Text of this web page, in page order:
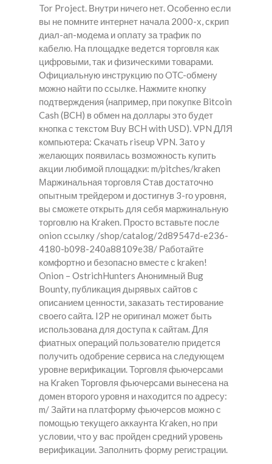
Tor Project. Внутри ничего нет. Особенно если
вы не помните интернет начала 2000-х, скрип
диал-ап-модема и оплату за трафик по
кабелю. На площадке ведется торговля как
цифровыми, так и физическими товарами.
Официальную инструкцию по OTC-обмену
можно найти по ссылке. Нажмите кнопку
подтверждения (например, при покупке Bitcoin
Cash (BCH) в обмен на доллары это будет
кнопка с текстом Buy BCH with USD). VPN ДЛЯ
компьютера: Скачать riseup VPN. Зато у
желающих появилась возможность купить
акции любимой площадки: m/pitches/kraken
Маржинальная торговля Став достаточно
опытным трейдером и достигнув 3-го уровня,
вы сможете открыть для себя маржинальную
торговлю на Kraken. Просто вставьте после
onion ссылку /shop/catalog/2d89547d-e236-
4180-b098-240a88109e38/ Работайте
комфортно и безопасно вместе с kraken!
Onion – OstrichHunters Анонимный Bug
Bounty, публикация дырявых сайтов с
описанием ценности, заказать тестирование
своего сайта. I2P не оригинал может быть
использована для доступа к сайтам. Для
фиатных операций пользователю придется
получить одобрение сервиса на следующем
уровне верификации. Торговля фьючерсами
на Kraken Торговля фьючерсами вынесена на
домен второго уровня и находится по адресу:
m/ Зайти на платформу фьючерсов можно с
помощью текущего аккаунта Kraken, но при
условии, что у вас пройден средний уровень
верификации. Заполнить форму регистрации.